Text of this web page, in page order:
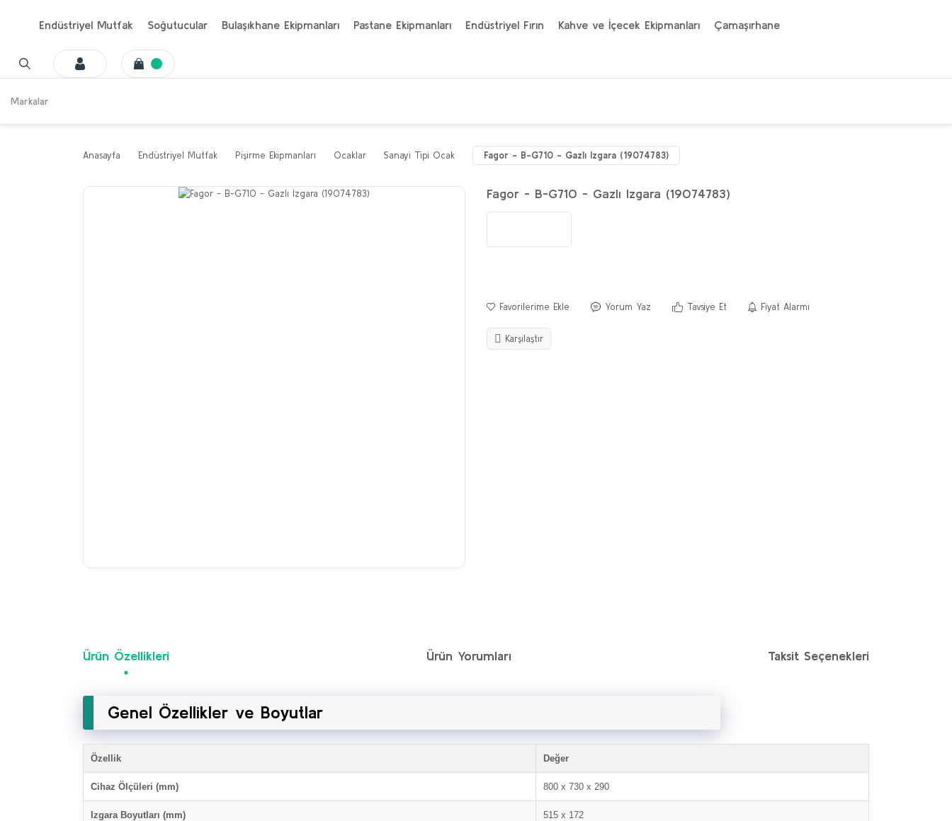
Endüstriyel Mutfak Soğutucular Bulaşıkhane Ekipmanları Pastane Ekipmanları Endüstriyel Fırın Kahve ve İçecek Ekipmanları Çamaşırhane
Markalar
Anasayfa Endüstriyel Mutfak Pişirme Ekipmanları Ocaklar Sanayi Tipi Ocak Fagor - B-G710 - Gazlı Izgara (19074783)
Fagor - B-G710 - Gazlı Izgara (19074783)
Yorum Yaz Tavsiye Et Fiyat Alarmı
Karşılaştır
Ürün Özellikleri Ürün Yorumları Taksit Seçenekleri
Genel Özellikler ve Boyutlar
Özellik Değer
Cihaz Ölçüleri (mm) 800 x 730 x 290
Izgara Boyutları (mm) 515 x 172